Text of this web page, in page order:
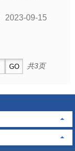
2023-09-15
共3页